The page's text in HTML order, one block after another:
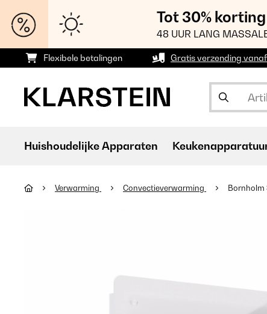
Tot 30%
48 UUR LANG
Flexibele betalingen Gratis verzending
Huishoudelijke Apparaten
Verwarming Convectieverwarming Bornholm